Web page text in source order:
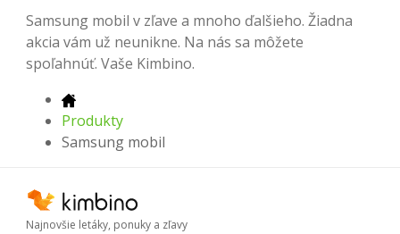
Samsung mobil v zľave a mnoho ďalšieho. Žiadna
akcia vám už neunikne. Na nás sa môžete
spoľahnúť. Vaše Kimbino.
Produkty
Samsung mobil
Najnovšie letáky, ponuky a zľavy